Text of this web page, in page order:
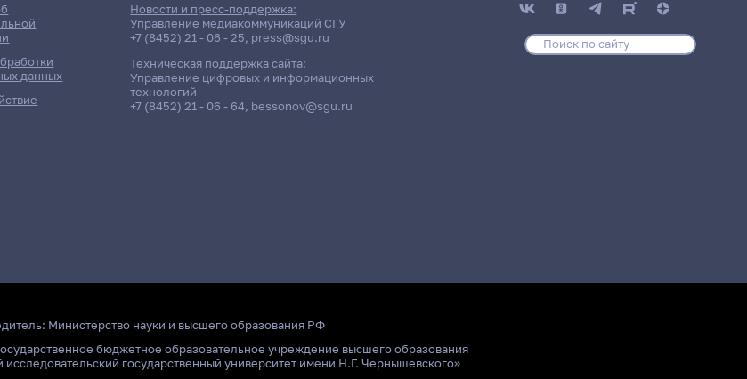
данных
Новости и пресс-поддержка:
Управление медиакоммуникаций СГУ
+7 (8452) 21 - 06 - 25, press@sgu.ru
Техническая поддержка сайта:
Управление цифровых и информационных
технологий
+7 (8452) 21 - 06 - 64, bessonov@sgu.ru
Министерство науки и высшего образования РФ
бюджетное образовательное учреждение высшего образования
государственный университет имени Н.Г. Чернышевского»